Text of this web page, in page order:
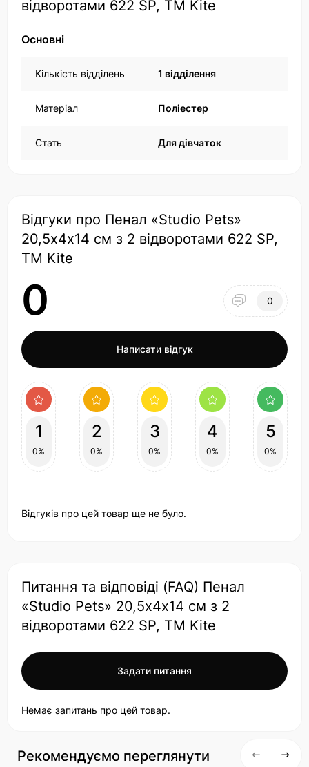
відворотами 622 SP, ТМ Kite
Основні
Кількість відділень 1 відділення
Матеріал Поліестер
Стать Для дівчаток
Відгуки про Пенал «Studio Pets»
20,5х4х14 см з 2 відворотами 622 SP,
ТМ Kite
0 0
Написати відгук
1
0%
2
0%
3
0%
4
0%
5
0%
Відгуків про цей товар ще не було.
Питання та відповіді (FAQ) Пенал
«Studio Pets» 20,5х4х14 см з 2
відворотами 622 SP, ТМ Kite
Задати питання
Немає запитань про цей товар.
Рекомендуємо переглянути